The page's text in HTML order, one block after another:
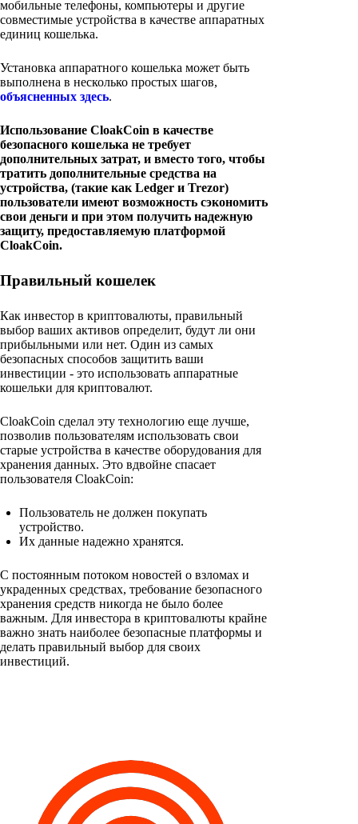
мобильные телефоны, компьютеры и другие
совместимые устройства в качестве аппаратных
единиц кошелька.
Установка аппаратного кошелька может быть
выполнена в несколько простых шагов,
объясненных здесь.
Использование CloakCoin в качестве
безопасного кошелька не требует
дополнительных затрат, и вместо того, чтобы
тратить дополнительные средства на
устройства, (такие как Ledger и Trezor)
пользователи имеют возможность сэкономить
свои деньги и при этом получить надежную
защиту, предоставляемую платформой
CloakCoin.
Правильный кошелек
Как инвестор в криптовалюты, правильный
выбор ваших активов определит, будут ли они
прибыльными или нет. Один из самых
безопасных способов защитить ваши
инвестиции - это использовать аппаратные
кошельки для криптовалют.
CloakCoin сделал эту технологию еще лучше,
позволив пользователям использовать свои
старые устройства в качестве оборудования для
хранения данных. Это вдвойне спасает
пользователя CloakCoin:
Пользователь не должен покупать
устройство.
Их данные надежно хранятся.
С постоянным потоком новостей о взломах и
украденных средствах, требование безопасного
хранения средств никогда не было более
важным. Для инвестора в криптовалюты крайне
важно знать наиболее безопасные платформы и
делать правильный выбор для своих
инвестиций.